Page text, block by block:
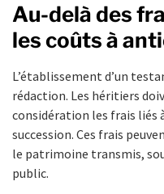
Au-delà des
les coûts à
L’établissement d’un
rédaction. Les héritiers
considération les frais liés
succession. Ces frais
le patrimoine transmis,
public.